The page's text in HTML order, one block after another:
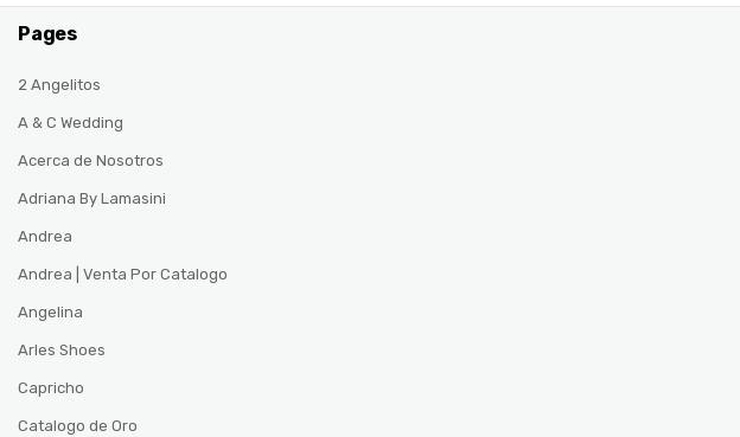
Pages
2 Angelitos
A & C Wedding
Acerca de Nosotros
Adriana By Lamasini
Andrea
Andrea | Venta Por Catalogo
Angelina
Arles Shoes
Capricho
Catalogo de Oro